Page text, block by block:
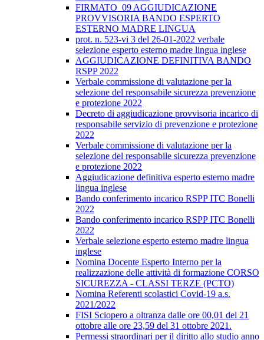
FIRMATO_09 AGGIUDICAZIONE
PROVVISORIA BANDO ESPERTO
ESTERNO MADRE LINGUA
prot. n. 523-vi 3 del 26-01-2022 verbale
selezione esperto esterno madre lingua inglese
AGGIUDICAZIONE DEFINITIVA BANDO
RSPP 2022
Verbale commissione di valutazione per la
selezione del responsabile sicurezza prevenzione
e protezione 2022
Decreto di aggiudicazione provvisoria incarico di
responsabile servizio di prevenzione e protezione
2022
Verbale commissione di valutazione per la
selezione del responsabile sicurezza prevenzione
e protezione 2022
Aggiudicazione definitiva esperto esterno madre
lingua inglese
Bando conferimento incarico RSPP ITC Bonelli
2022
Bando conferimento incarico RSPP ITC Bonelli
2022
Verbale selezione esperto esterno madre lingua
inglese
Nomina Docente Esperto Interno per la
realizzazione delle attività di formazione CORSO
SICUREZZA - CLASSI TERZE (PCTO)
Nomina Referenti scolastici Covid-19 a.s.
2021/2022
FISI Sciopero a oltranza dalle ore 00,01 del 21
ottobre alle ore 23,59 del 31 ottobre 2021.
Permessi straordinari per il diritto allo studio anno